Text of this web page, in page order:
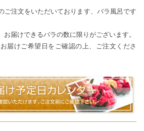
ご注文をいただいております、バラ風呂です
届けできるバラの数に限りがございます。
届けご希望日をご確認の上、ご注文くださ